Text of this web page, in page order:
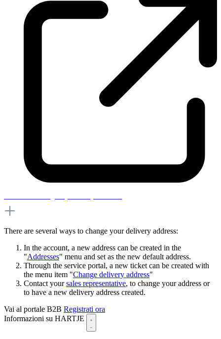
There are several ways to change your delivery address:
In the account, a new address can be created in the
"Addresses" menu and set as the new default address.
Through the service portal, a new ticket can be created with
the menu item "Change delivery address"
Contact yoursales representative, to change your address or
to have a new delivery address created.
Vai al portale B2B Registrati ora
Informazioni su HARTJE